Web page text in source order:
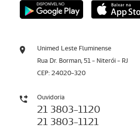
Unimed Leste Fluminense
Rua Dr. Borman, 51 - Niterói - RJ
CEP: 24020-320
Ouvidoria
21 3803-1120
21 3803-1121